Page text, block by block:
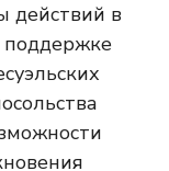
действий в
поддержке